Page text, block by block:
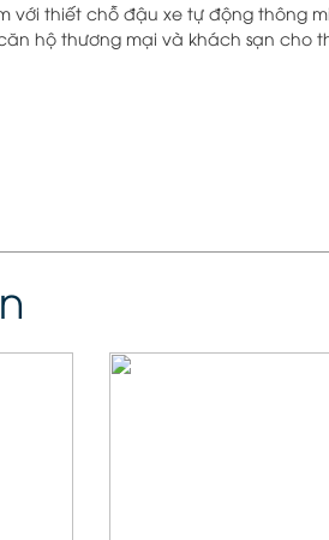
với thiết chỗ đậu xe tự động thông
hộ thương mại và khách sạn cho